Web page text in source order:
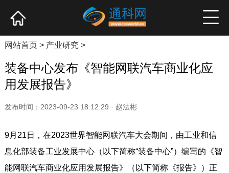
产业资讯 企业新品 高端访谈
网站首页> 产业研究 >
装备中心发布《智能网联汽车商业化应
用发展报告》
发布时间：2023-09-23 18:12:29 · 赵法彬
9月21日，在2023世界智能网联汽车大会期间，由工业和信
息化部装备工业发展中心（以下简称“装备中心”）编写的《智
能网联汽车商业化应用发展报告》（以下简称《报告》）正